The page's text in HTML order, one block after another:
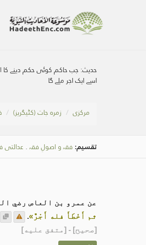
حدیث: جب حاکم کوئی حکم دینے کا
اسے ایک اجر ملے گا
مرکزی زمرہ جات (کٹیگریز)
تقسیم: فقہ و اصولِ فقہ . عدالتی
عن عمرو بن العاص رضي
ثم أَخْطَأَ فله أَجْرٌ».
[صحيح] - [متفق عليه]